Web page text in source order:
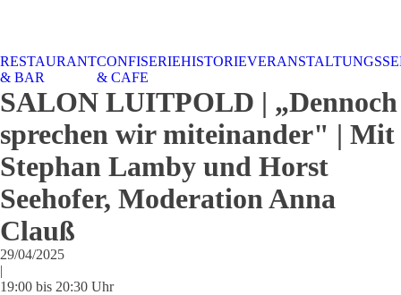
CAFE &
RESTAURANT
TISCHRESERVIERUNGKARRIERE
TISCHRESERVIERUNGKARRIERE
RESTAURANT
& BAR
CONFISERIE
& CAFE
HISTORIE
SALON LUITPOLD | „Dennoch
sprechen wir miteinander" | Mit
Stephan Lamby und Horst
Seehofer, Moderation Anna
Clauß
29/04/2025
|
19:00 bis 20:30 Uhr